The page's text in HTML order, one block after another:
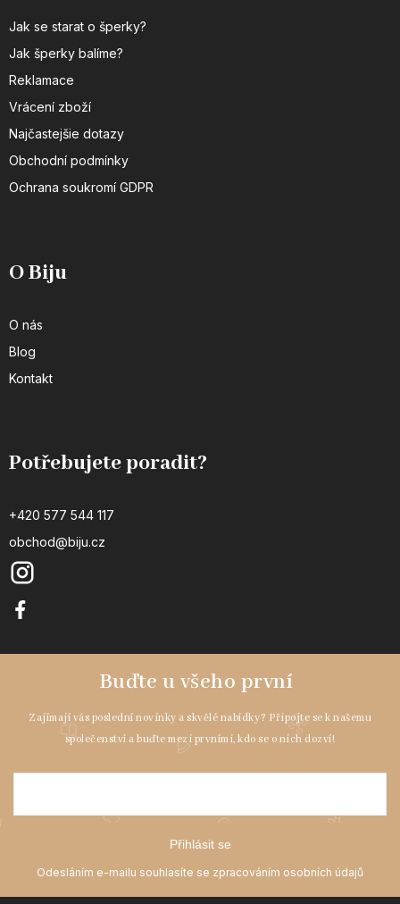
Jak se starat o šperky?
Jak šperky balíme?
Reklamace
Vrácení zboží
Najčastejšie dotazy
Obchodní podmínky
Ochrana soukromí GDPR
O Biju
O nás
Blog
Kontakt
Potřebujete poradit?
+420 577 544 117
obchod@biju.cz
Přihlásit se